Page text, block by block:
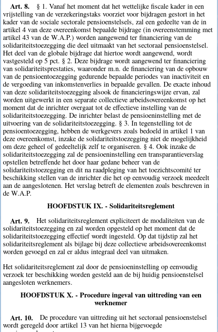
Art. 8.
§ 1. Vanaf het moment dat het wettelijke fiscale kader in een
vrijstelling van de verzekeringstaks voorziet voor bijdragen gestort in het
kader van de sociale sectorale pensioenstelsels, zal een gedeelte van de in
artikel 4 van deze overeenkomst bepaalde bijdrage (in overeenstemming met
artikel 43 van de W.A.P.) worden aangewend ter financiering van de
solidariteitstoezegging die deel uitmaakt van het sectoraal pensioenstelsel.
Het deel van de globale bijdrage dat hiertoe wordt aangewend, wordt
vastgesteld op 5 pct. § 2. Deze bijdrage wordt aangewend ter financiering
van solidariteitsprestaties, waaronder m.n. de financiering van de opbouw
van de pensioentoezegging gedurende bepaalde periodes van inactiviteit en
de vergoeding van inkomstenverlies in bepaalde gevallen. De exacte inhoud
van deze solidariteitstoezegging alsook de financieringswijze ervan, zal
worden uitgewerkt in een separate collectieve arbeidsovereenkomst op het
moment dat de inrichter overgaat tot de effectieve instelling van de
solidariteitstoezegging. De inrichter belast de pensioeninstelling met de
uitvoering van de solidariteitstoezegging. § 3. In tegenstelling tot de
pensioentoezegging, hebben de werkgevers zoals bedoeld in artikel 1 van
deze overeenkomst, inzake de solidariteitstoezegging niet de mogelijkheid
om deze geheel of gedeeltelijk zelf te organiseren. § 4. Ook inzake de
solidariteitstoezegging zal de pensioeninstelling een transparantieverslag
opstellen betreffende het door haar gedane beheer van de
solidariteitstoezegging en dit na raadpleging van het toezichtscomité ter
beschikking stellen van de inrichter die het op eenvoudig verzoek meedeelt
aan de aangeslotenen. Het verslag betreft de elementen zoals beschreven in
de W.A.P.
HOOFDSTUK IX. - Solidariteitsreglement
Art. 9.
Het solidariteitsreglement expliciteert de modaliteiten van de
solidariteitstoezegging en zal worden opgesteld op het moment dat de
solidariteitstoezegging effectief wordt ingesteld. Op dat tijdstip zal het
solidariteitsreglement als bijlage bij deze collectieve arbeidsovereenkomst
worden gevoegd en zal er aldus integraal deel van uitmaken.
Het solidariteitsreglement zal door de pensioeninstelling op eenvoudig
verzoek ter beschikking worden gesteld aan de bij huidig pensioenstelsel
aangesloten werknemers.
HOOFDSTUK X. - Procedure ingeval van uittreding van een
werknemer
Art. 10.
De procedure van uittreding uit het sectoraal pensioenstelsel
wordt geregeld door artikel 13 van het hierna bijgevoegde